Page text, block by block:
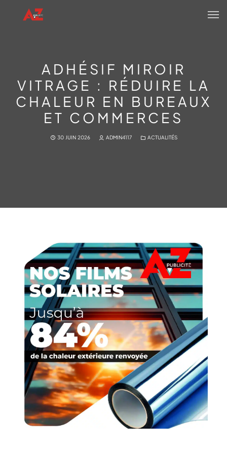
ADHÉSIF MIROIR
VITRAGE : RÉDUIRE LA
CHALEUR EN BUREAUX
ET COMMERCES
30 JUIN 2026 ADMIN4117 ACTUALITÉS